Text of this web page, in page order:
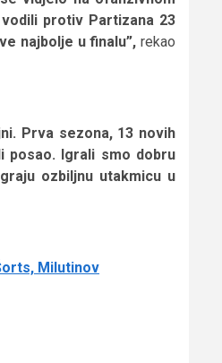
protiv Partizana 23
najbolje u finalu”, rekao
Prva sezona, 13 novih
posao. Igrali smo dobru
ozbiljnu utakmicu u
Milutinov